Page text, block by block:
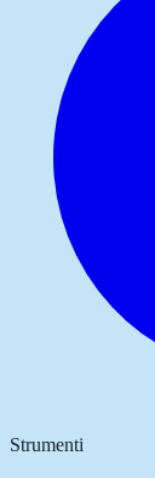
Strumenti